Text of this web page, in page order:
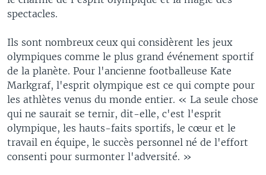
spectacles.
Ils sont nombreux ceux qui considèrent les jeux
olympiques comme le plus grand événement sportif
de la planète. Pour l'ancienne footballeuse Kate
Markgraf, l'esprit olympique est ce qui compte pour
les athlètes venus du monde entier. « La seule chose
qui ne saurait se ternir, dit-elle, c'est l'esprit
olympique, les hauts-faits sportifs, le cœur et le
travail en équipe, le succès personnel né de l'effort
consenti pour surmonter l'adversité. »